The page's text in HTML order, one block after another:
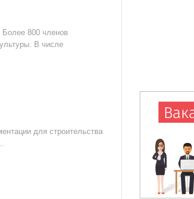
800 членов
В числе
для строительства